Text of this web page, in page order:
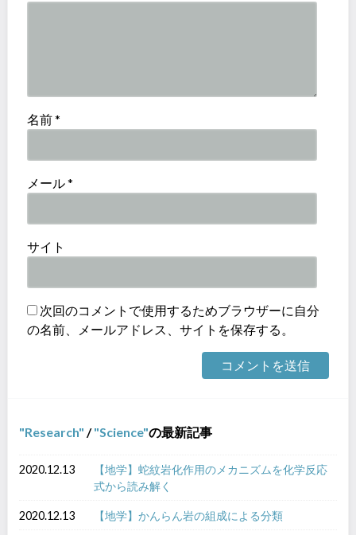
名前*
メール*
サイト
次回のコメントで使用するためブラウザーに自分
の名前、メールアドレス、サイトを保存する。
Research / Science の最新記事
2020.12.13
【地学】蛇紋岩化作用のメカニズムを化学反応
式から読み解く
2020.12.13 【地学】かんらん岩の組成による分類